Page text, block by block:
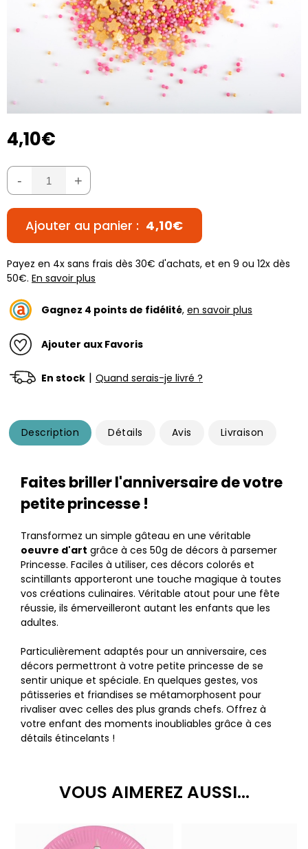
4,10€
- +
Ajouter au panier : 4,10€
Payez en 4x sans frais dès 30€ d'achats, et en 9 ou 12x dès
50€. En savoir plus
Gagnez 4 points de fidélité, en savoir plus
Ajouter aux Favoris
En stock | Quand serais-je livré ?
Description Détails Avis Livraison
Faites briller l'anniversaire de votre
petite princesse !
Transformez un simple gâteau en une véritable
oeuvre d'art grâce à ces 50g de décors à parsemer
Princesse. Faciles à utiliser, ces décors colorés et
scintillants apporteront une touche magique à toutes
vos créations culinaires. Véritable atout pour une fête
réussie, ils émerveilleront autant les enfants que les
adultes.
Particulièrement adaptés pour un anniversaire, ces
décors permettront à votre petite princesse de se
sentir unique et spéciale. En quelques gestes, vos
pâtisseries et friandises se métamorphosent pour
rivaliser avec celles des plus grands chefs. Offrez à
votre enfant des moments inoubliables grâce à ces
détails étincelants !
VOUS AIMEREZ AUSSI...